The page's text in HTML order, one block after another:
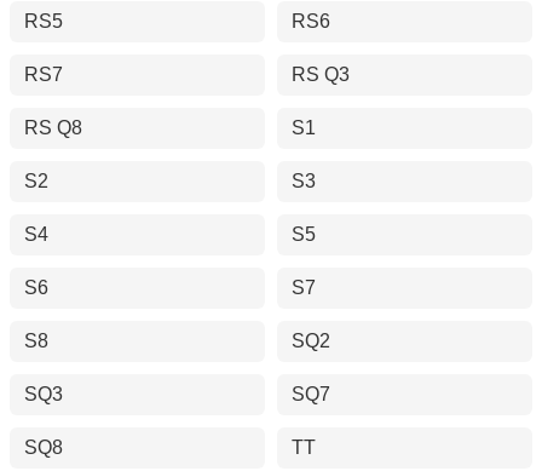
RS5 RS6
RS7 RS Q3
RS Q8 S1
S2 S3
S4 S5
S6 S7
S8 SQ2
SQ3 SQ7
SQ8 TT